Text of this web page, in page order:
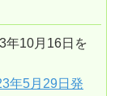
年10月16日を
年5月29日発